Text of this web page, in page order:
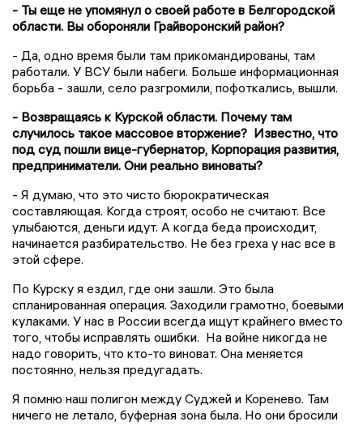
- Ты еще не упомянул о своей работе в Белгородской
области. Вы обороняли Грайворонский район?
- Да, одно время были там прикомандированы, там
работали. У ВСУ были набеги. Больше информационная
борьба - зашли, село разгромили, пофоткались, вышли.
- Возвращаясь к Курской области. Почему там
случилось такое массовое вторжение? Известно, что
под суд пошли вице-губернатор, Корпорация развития,
предприниматели. Они реально виноваты?
- Я думаю, что это чисто бюрократическая
составляющая. Когда строят, особо не считают. Все
улыбаются, деньги идут. А когда беда происходит,
начинается разбирательство. Не без греха у нас все в
этой сфере.
По Курску я ездил, где они зашли. Это была
спланированная операция. Заходили грамотно, боевыми
кулаками. У нас в России всегда ищут крайнего вместо
того, чтобы исправлять ошибки. На войне никогда не
надо говорить, что кто-то виноват. Она меняется
постоянно, нельзя предугадать.
Я помню наш полигон между Суджей и Коренево. Там
ничего не летало, буферная зона была. Но они бросили